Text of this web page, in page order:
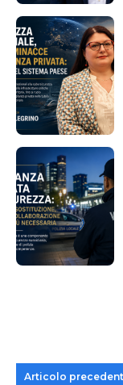
Articolo